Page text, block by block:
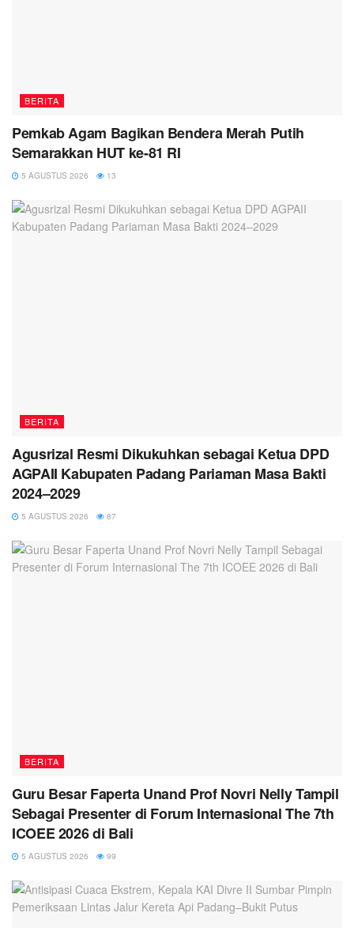
BERITA
Pemkab Agam Bagikan Bendera Merah Putih
Semarakkan HUT ke-81 RI
5 AGUSTUS 2026 13
BERITA
Agusrizal Resmi Dikukuhkan sebagai Ketua DPD
AGPAII Kabupaten Padang Pariaman Masa Bakti
2024–2029
5 AGUSTUS 2026 87
BERITA
Guru Besar Faperta Unand Prof Novri Nelly Tampil
Sebagai Presenter di Forum Internasional The 7th
ICOEE 2026 di Bali
5 AGUSTUS 2026 99